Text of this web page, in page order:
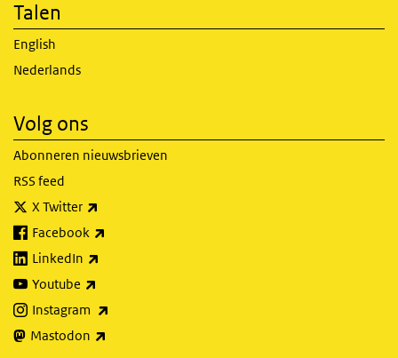
Talen
English
Nederlands
Volg ons
Abonneren nieuwsbrieven
RSS feed
X Twitter
Facebook
LinkedIn
Youtube
Instagram
Mastodon